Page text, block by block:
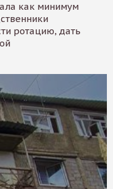
как минимум
ротацию, дать